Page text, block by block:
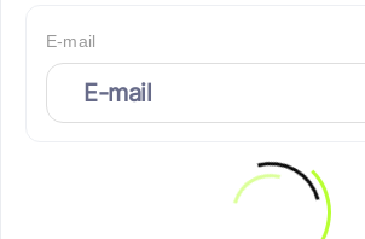
E-mail